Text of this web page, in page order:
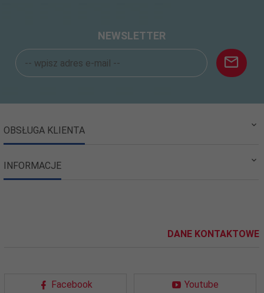
NEWSLETTER
OBSŁUGA KLIENTA
INFORMACJE
DANE KONTAKTOWE
Facebook Youtube